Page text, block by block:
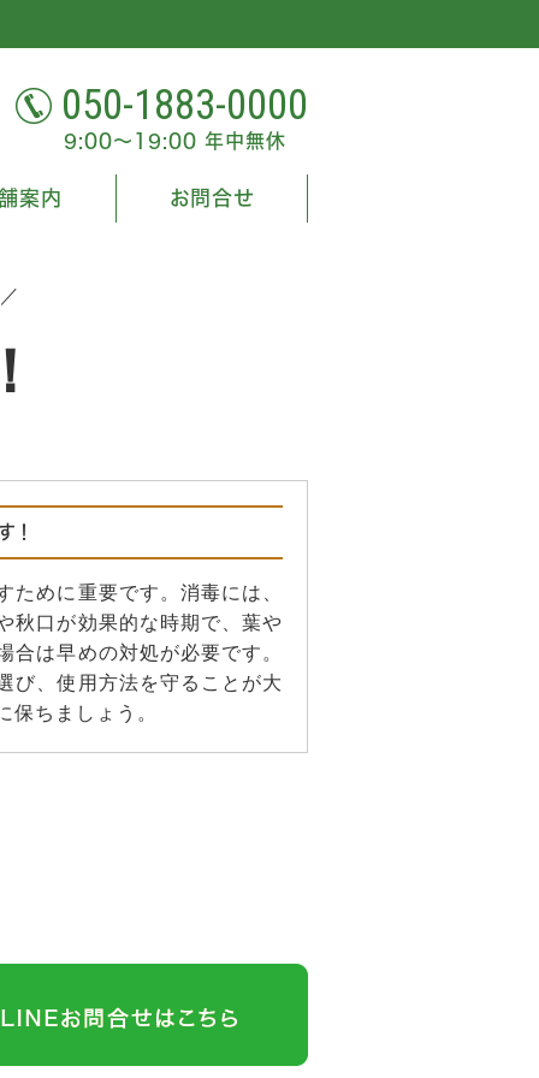
050-1883-0000
9:00～19:00 年中無休
案内 お問合せ
！
めに重要です。消毒には、
秋口が効果的な時期で、葉や
は早めの対処が必要です。
び、使用方法を守ることが大
保ちましょう。